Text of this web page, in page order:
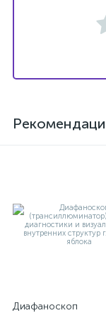
Диафаноскоп